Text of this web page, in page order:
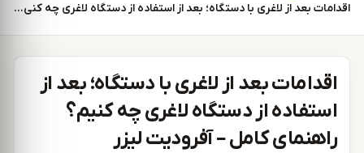
اقدامات بعد از لاغری با دستگاه؛ بعد از استفاده از دستگاه لاغری چه کنی…
اقدامات بعد از لاغری با دستگاه؛ بعد از
استفاده از دستگاه لاغری چه کنیم؟
راهنمای کامل – آفرودیت لیزر